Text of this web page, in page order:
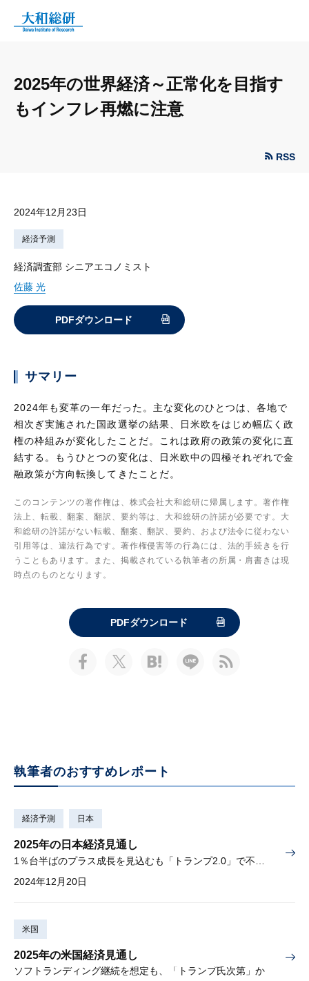
2025年の世界経済～正常化を目指す
もインフレ再燃に注意
RSS
2024年12月23日
経済予測
経済調査部 シニアエコノミスト
佐藤 光
PDFダウンロード
サマリー
2024年も変革の一年だった。主な変化のひとつは、各地で
相次ぎ実施された国政選挙の結果、日米欧をはじめ幅広く政
権の枠組みが変化したことだ。これは政府の政策の変化に直
結する。もうひとつの変化は、日米欧中の四極それぞれで金
融政策が方向転換してきたことだ。
このコンテンツの著作権は、株式会社大和総研に帰属します。著作権
法上、転載、翻案、翻訳、要約等は、大和総研の許諾が必要です。大
和総研の許諾がない転載、翻案、翻訳、要約、および法令に従わない
引用等は、違法行為です。著作権侵害等の行為には、法的手続きを行
うこともあります。また、掲載されている執筆者の所属・肩書きは現
時点のものとなります。
PDFダウンロード
執筆者のおすすめレポート
経済予測 日本
2025年の日本経済見通し
2024年12月20日
米国
2025年の米国経済見通し
ソフトランディング継続を想定も、「トランプ氏次第」か